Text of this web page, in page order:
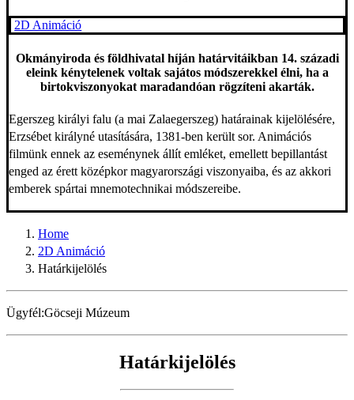
2D Animáció
Okmányiroda és földhivatal híján határvitáikban 14. századi
eleink kénytelenek voltak sajátos módszerekkel élni, ha a
birtokviszonyokat maradandóan rögzíteni akarták.
Egerszeg királyi falu (a mai Zalaegerszeg) határainak kijelölésére,
Erzsébet királyné utasítására, 1381-ben került sor. Animációs
filmünk ennek az eseménynek állít emléket, emellett bepillantást
enged az érett középkor magyarországi viszonyaiba, és az akkori
emberek spártai mnemotechnikai módszereibe.
Home
2D Animáció
Határkijelölés
Ügyfél:Göcseji Múzeum
Határkijelölés